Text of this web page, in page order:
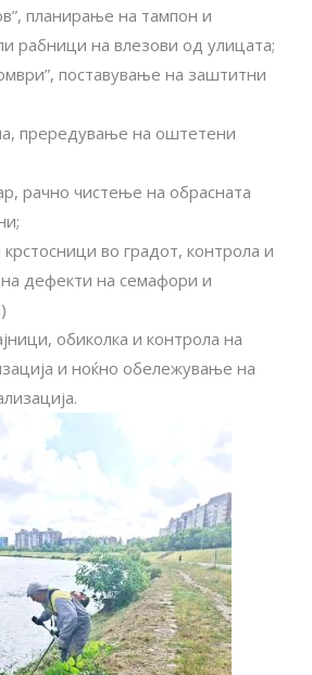
планирање на тампон и
рабници на влезови од улицата;
поставување на заштитни
прередување на оштетени
рачно чистење на обрасната
во градот, контрола и
на дефекти на семафори и
обиколка и контрола на
и ноќно обележување на